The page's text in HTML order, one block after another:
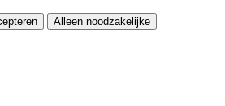
Alleen noodzakelijke